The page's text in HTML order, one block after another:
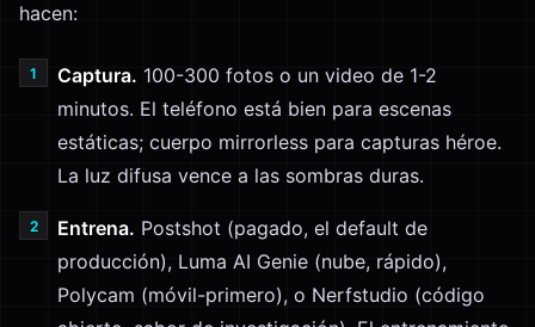
hacen:
Captura. 100-300 fotos o un video de 1-2
minutos. El teléfono está bien para escenas
estáticas; cuerpo mirrorless para capturas héroe.
La luz difusa vence a las sombras duras.
Entrena. Postshot (pagado, el default de
producción), Luma AI Genie (nube, rápido),
Polycam (móvil-primero), o Nerfstudio (código